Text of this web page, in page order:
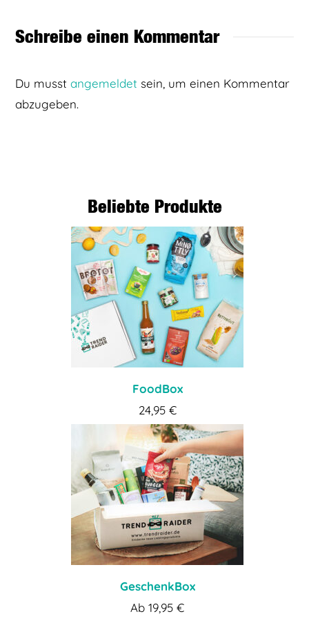
Schreibe einen Kommentar
Du musstangemeldet sein, um einen Kommentar
abzugeben.
Beliebte Produkte
FoodBox
24,95 €
GeschenkBox
Ab 19,95 €